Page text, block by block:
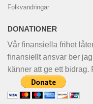
Folkvandringar
DONATIONER
Vår finansiella frihet
finansiellt ansvar ber
känner att ge ett bidrag.